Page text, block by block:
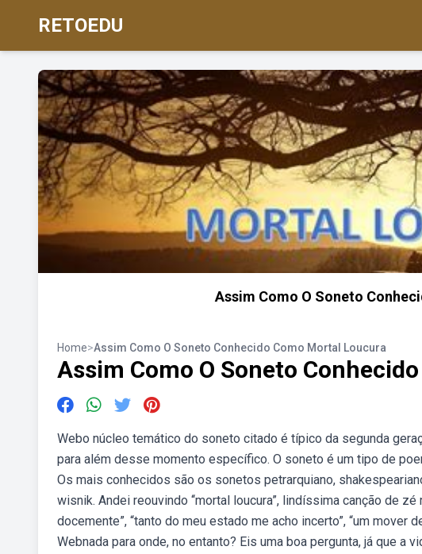
RETOEDU
Assim Como O Soneto
Home>Assim Como O Soneto Conhecido Como Mortal Loucura
Assim Como O Soneto
Webo núcleo temático do soneto citado é típico da segunda
para além desse momento específico. O soneto é um tipo de
Os mais conhecidos são os sonetos petrarquiano,
wisnik. Andei reouvindo ‘‘mortal loucura”, lindíssima canção de
docemente”, “tanto do meu estado me acho incerto”, “um mover
Webnada para onde, no entanto? Eis uma boa pergunta, já que a